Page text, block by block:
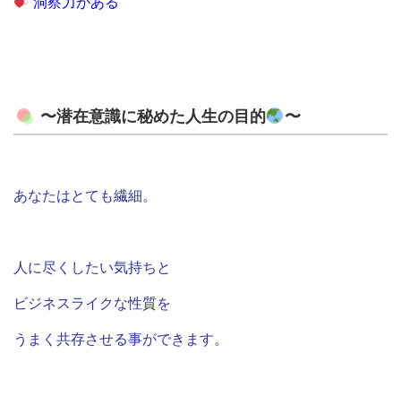
〜潜在意識に秘めた人生の目的 〜
あなたはとても繊細。
人に尽くしたい気持ちと
ビジネスライクな性質を
うまく共存させる事ができます。